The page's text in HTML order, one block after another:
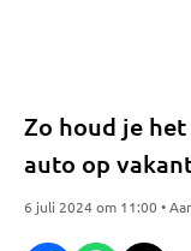
Zo houd je
auto op
6 juli 2024 om 11:00 •